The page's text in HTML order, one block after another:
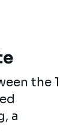
the 1
a